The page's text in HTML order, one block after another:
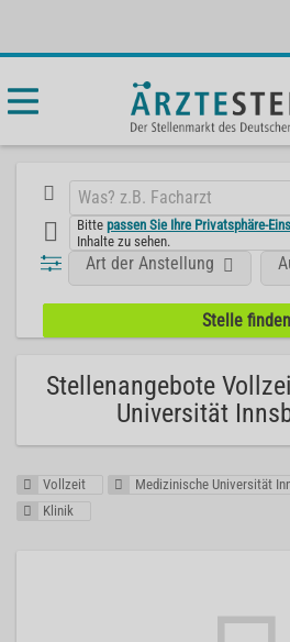
Bittepassen Sie Ihre Privatsphäre-
Inhalte zu sehen.
Art der Anstellung
Stellenangebote
Universität
Vollzeit Medizinische Universität
Klinik